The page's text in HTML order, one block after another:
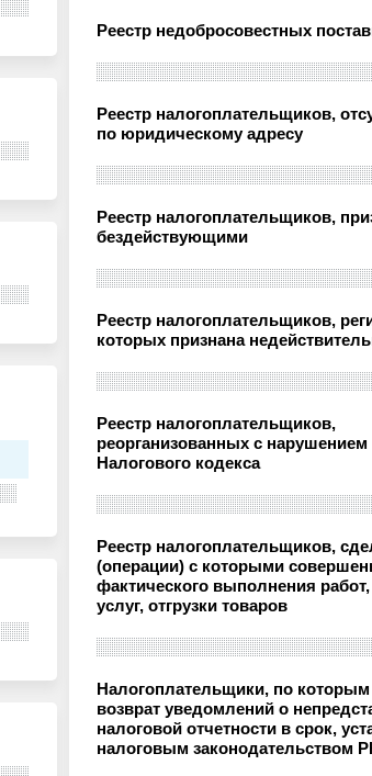
Реестр недобросовестных
Реестр налогоплательщиков,
по юридическому адресу
Реестр налогоплательщиков,
бездействующими
Реестр налогоплательщиков,
которых признана
Реестр налогоплательщиков,
реорганизованных с
Налогового кодекса
Реестр налогоплательщиков,
(операции) с которыми
фактического выполнения работ,
услуг, отгрузки товаров
Налогоплательщики, по которым
возврат уведомлений о
налоговой отчетности в срок,
налоговым законодательством